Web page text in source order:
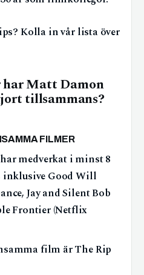
Kolla in vår lista över
Matt Damon
tillsammans?
FILMER
medverkat i minst 8
Good Will
Jay and Silent Bob
Frontier (Netflix
film är The Rip